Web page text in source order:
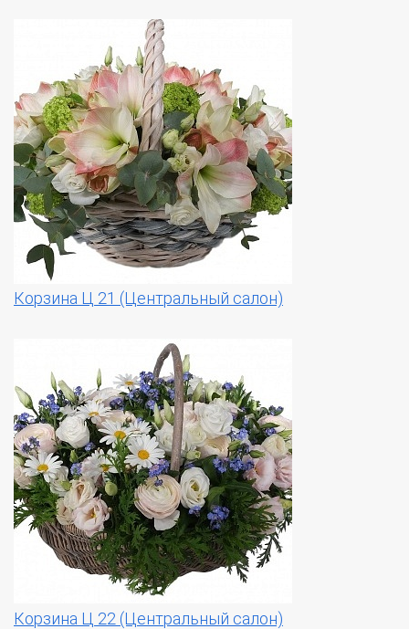
Корзина Ц 21 (Центральный салон)
Корзина Ц 22 (Центральный салон)